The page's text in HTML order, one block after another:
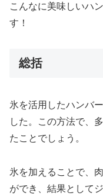
こんなに美味しいハ
す！
総括
氷を活用したハンバ
した。この方法で、
たことでしょう。
氷を加えることで、
ができ、結果として